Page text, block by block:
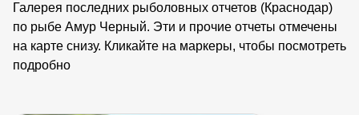
Галерея последних рыболовных отчетов (Краснодар)
по рыбе Амур Черный. Эти и прочие отчеты отмечены
на карте снизу. Кликайте на маркеры, чтобы посмотреть
подробно